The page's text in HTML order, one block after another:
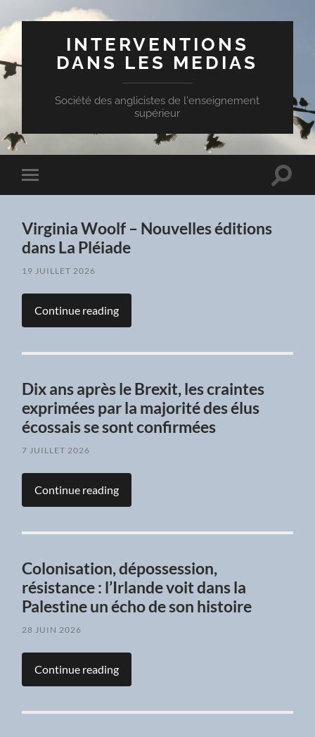
INTERVENTIONS
DANS LES MEDIAS
Société des anglicistes de l'enseignement
supérieur
Toggle
mobile
Toggle
Virginia Woolf – Nouvelles éditions
dans La Pléiade
19 JUILLET 2026
Continue reading
Dix ans après le Brexit, les craintes
exprimées par la majorité des élus
écossais se sont confirmées
7 JUILLET 2026
Continue reading
Colonisation, dépossession,
résistance : l’Irlande voit dans la
Palestine un écho de son histoire
28 JUIN 2026
Continue reading